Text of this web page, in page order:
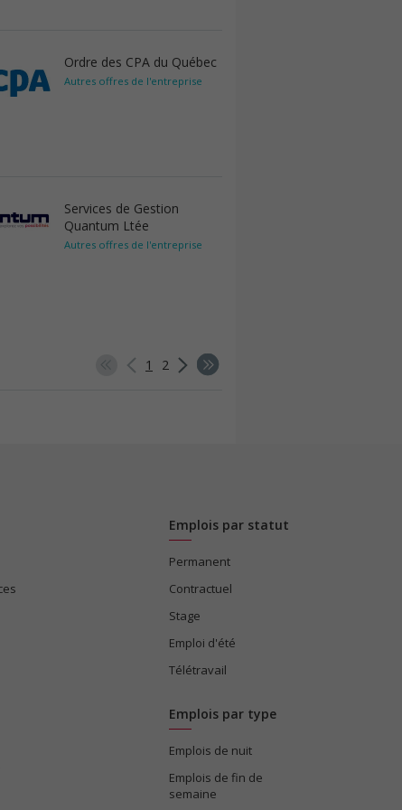
Ordre des CPA du Québec
Autres offres de l'entreprise
Services de Gestion
Quantum Ltée
Autres offres de l'entreprise
1 2
Emplois par statut
Permanent
Contractuel
Stage
Emploi d'été
Télétravail
Emplois par type
Emplois de nuit
Emplois de fin de
semaine